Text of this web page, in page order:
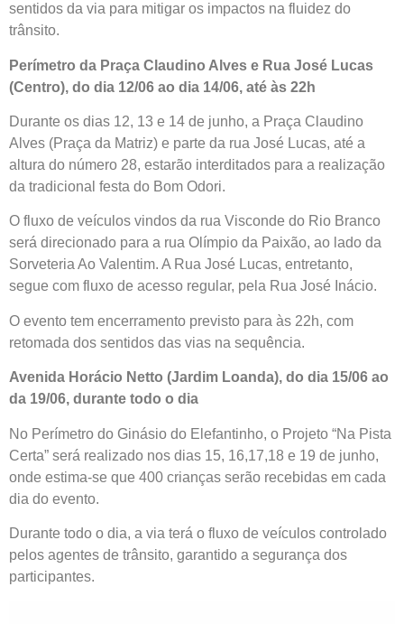
sentidos da via para mitigar os impactos na fluidez do
trânsito.
Perímetro da Praça Claudino Alves e Rua José Lucas
(Centro), do dia 12/06 ao dia 14/06, até às 22h
Durante os dias 12, 13 e 14 de junho, a Praça Claudino
Alves (Praça da Matriz) e parte da rua José Lucas, até a
altura do número 28, estarão interditados para a realização
da tradicional festa do Bom Odori.
O fluxo de veículos vindos da rua Visconde do Rio Branco
será direcionado para a rua Olímpio da Paixão, ao lado da
Sorveteria Ao Valentim. A Rua José Lucas, entretanto,
segue com fluxo de acesso regular, pela Rua José Inácio.
O evento tem encerramento previsto para às 22h, com
retomada dos sentidos das vias na sequência.
Avenida Horácio Netto (Jardim Loanda), do dia 15/06 ao
da 19/06, durante todo o dia
No Perímetro do Ginásio do Elefantinho, o Projeto “Na Pista
Certa” será realizado nos dias 15, 16,17,18 e 19 de junho,
onde estima-se que 400 crianças serão recebidas em cada
dia do evento.
Durante todo o dia, a via terá o fluxo de veículos controlado
pelos agentes de trânsito, garantido a segurança dos
participantes.